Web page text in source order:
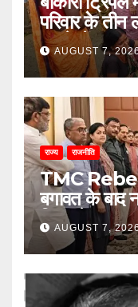
परिवार के तीन
इलाके में दहशत
AUGUST 7,
राज्य राजनीति
TMC
बगावत के बाद
विलय के
भाजपा को लेकर
AUGUST 7,